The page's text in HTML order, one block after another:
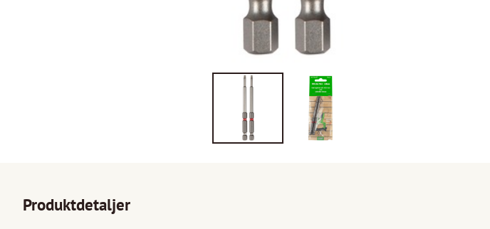
Produktdetaljer